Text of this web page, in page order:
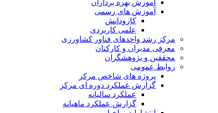
آموزش بهره برداران
آموزش های رسمی
کارودانش
علمی کاربردی
مرکز رشد واحدهای فناور کشاورزی
معرفی مدیران و کارکنان
محققین و پژوهشگران
روابط عمومی
پروژه های شاخص مرکز
گزارش عملکرد دوره ای مرکز
عملکرد سالیانه
گزارش عملکرد ماهیانه